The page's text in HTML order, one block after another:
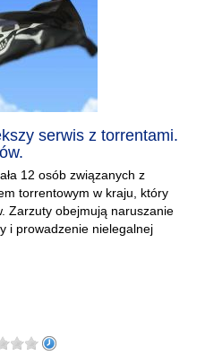
serwis z torrentami.
12 osób związanych z
torrentowym w kraju, który
Zarzuty obejmują naruszanie
i prowadzenie nielegalnej